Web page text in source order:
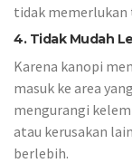
tidak memerlukan
4. Tidak Mudah
Karena kanopi
masuk ke area
mengurangi
atau kerusakan
berlebih.